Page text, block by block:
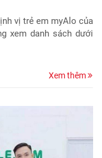
vị trẻ em myAlo của
xem danh sách dưới
Xem thêm